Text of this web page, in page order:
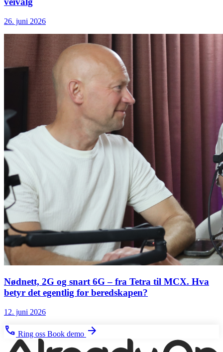
26. juni 2026
Nødnett, 2G og snart 6G – fra Tetra til MCX. Hva
betyr det egentlig for beredskapen?
12. juni 2026
phone Ring oss Book demo arrow_forward